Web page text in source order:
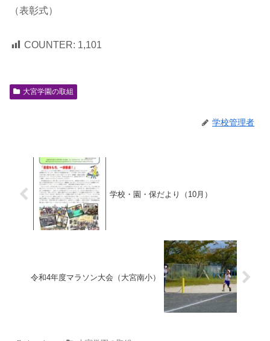
（表彰式）
COUNTER: 1,101
大宮学園の取組
学校管理者
学校・園・保だより（10月）
令和4年度マラソン大会（大宮南小）